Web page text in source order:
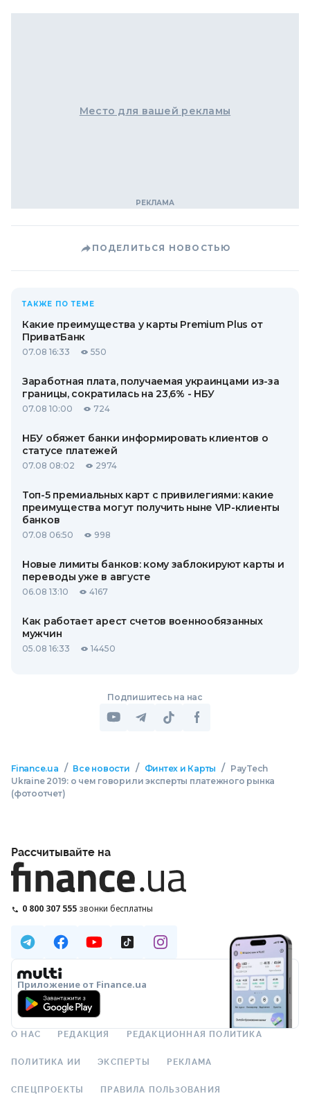
Место для вашей рекламы
ПОДЕЛИТЬСЯ НОВОСТЬЮ
ТАКЖЕ ПО ТЕМЕ
Какие преимущества у карты Premium Plus от
ПриватБанк
07.08 16:33 550
Заработная плата, получаемая украинцами из-за
границы, сократилась на 23,6% - НБУ
07.08 10:00 724
НБУ обяжет банки информировать клиентов о
статусе платежей
07.08 08:02 2974
Топ-5 премиальных карт с привилегиями: какие
преимущества могут получить ныне VIP-клиенты
банков
07.08 06:50 998
Новые лимиты банков: кому заблокируют карты и
переводы уже в августе
06.08 13:10 4167
Как работает арест счетов военнообязанных
мужчин
05.08 16:33 14450
Подпишитесь на нас
Finance.ua / Все новости / Финтех и Карты /
PayTech
Ukraine 2019: о чем говорили эксперты платежного рынка
(фотоотчет)
Рассчитывайте на
0 800 307 555 звонки бесплатны
Приложение от Finance.ua
О НАС РЕДАКЦИЯ РЕДАКЦИОННАЯ ПОЛИТИКА
ПОЛИТИКА ИИ ЭКСПЕРТЫ РЕКЛАМА
СПЕЦПРОЕКТЫ ПРАВИЛА ПОЛЬЗОВАНИЯ